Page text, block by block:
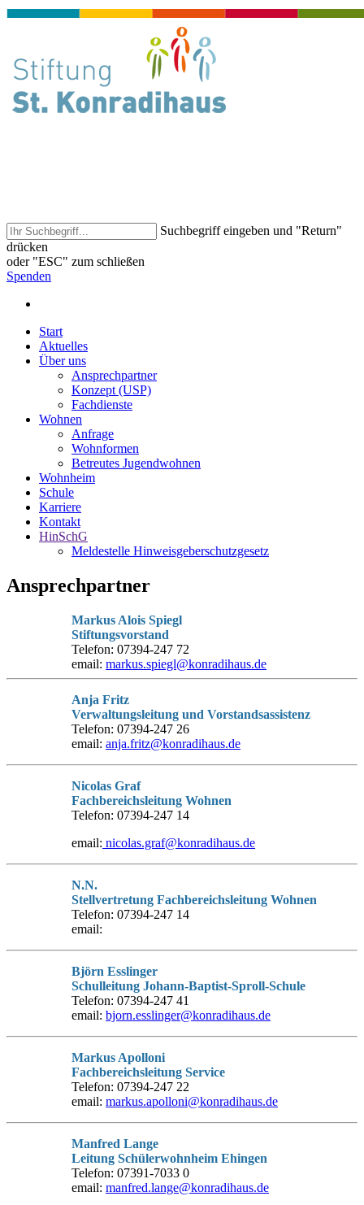
Suchbegriff eingeben und "Return"
drücken
oder "ESC" zum schließen
Spenden
Start
Aktuelles
Über uns
Ansprechpartner
Konzept (USP)
Fachdienste
Wohnen
Anfrage
Wohnformen
Betreutes Jugendwohnen
Wohnheim
Schule
Karriere
Kontakt
HinSchG
Meldestelle Hinweisgeberschutzgesetz
Ansprechpartner
Markus Alois Spiegl
Stiftungsvorstand
Telefon: 07394-247 72
email: markus.spiegl@konradihaus.de
Anja Fritz
Verwaltungsleitung und Vorstandsassistenz
Telefon: 07394-247 26
email: anja.fritz@konradihaus.de
Nicolas Graf
Fachbereichsleitung Wohnen
Telefon: 07394-247 14
email: nicolas.graf@konradihaus.de
N.N.
Stellvertretung Fachbereichsleitung Wohnen
Telefon: 07394-247 14
email:
Björn Esslinger
Schulleitung Johann-Baptist-Sproll-Schule
Telefon: 07394-247 41
email: bjorn.esslinger@konradihaus.de
Markus Apolloni
Fachbereichsleitung Service
Telefon: 07394-247 22
email: markus.apolloni@konradihaus.de
Manfred Lange
Leitung Schülerwohnheim Ehingen
Telefon: 07391-7033 0
email: manfred.lange@konradihaus.de